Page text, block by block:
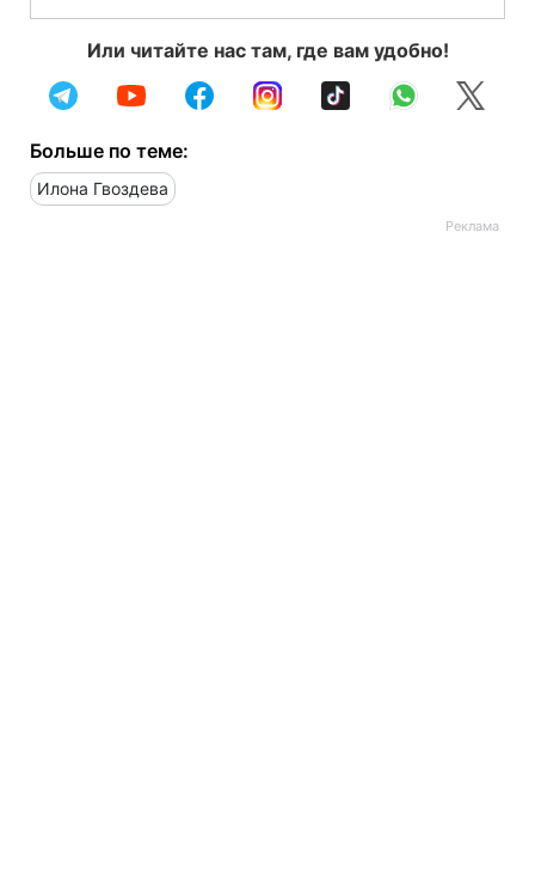
Или читайте нас там, где вам удобно!
Больше по теме:
Илона Гвоздева